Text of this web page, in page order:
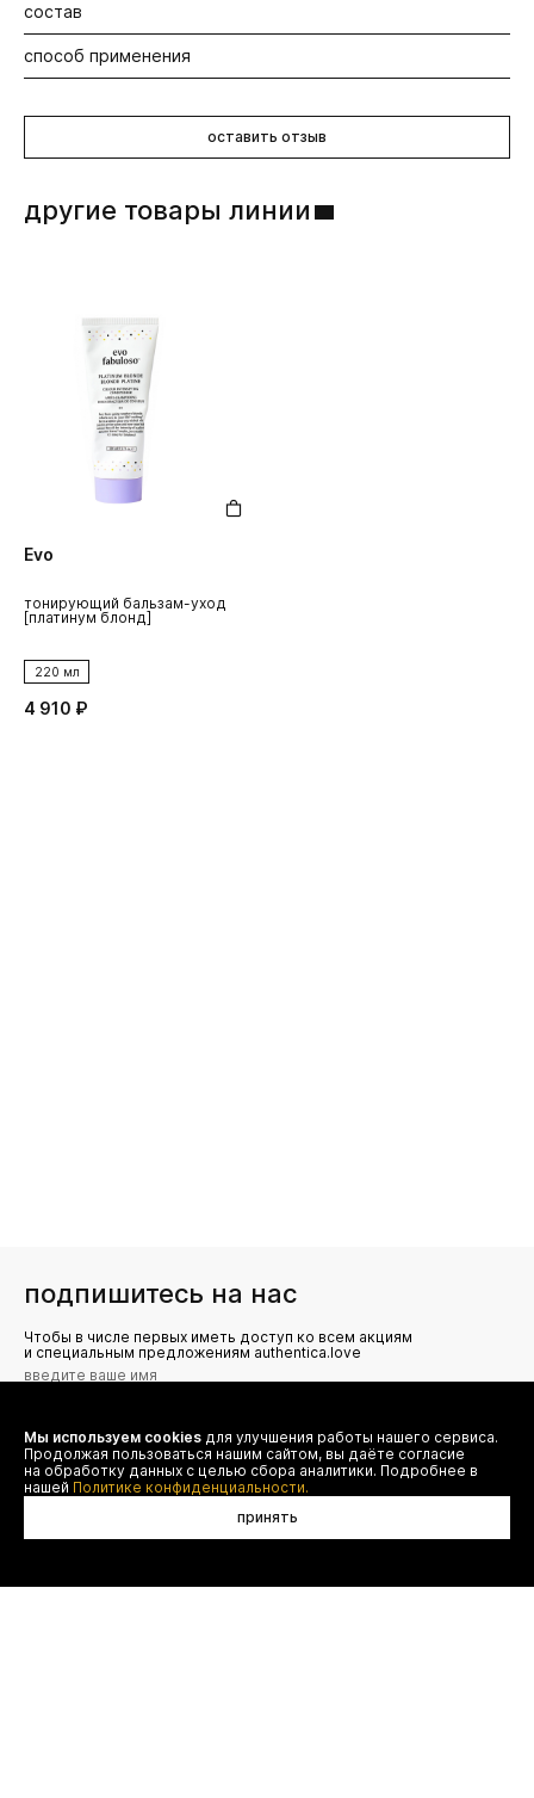
другие товары линии
Evo
тонирующий бальзам-уход
[платинум блонд]
220 мл
4 910 ₽
Будьте первыми! Оставьте отзыв об этом продукте
состав
Aqua, Cetearyl Alcohol, Acetamide Mea, Panthenol, Peg-20
Stearate, Amodimethicone, Cetrimonium Chloride, Parfum,
Аrgania Spinosa Kernel Oil, Benzophenone-4, Trideceth-15,
Trideceth-3, benzoic Acid, Ext. Violet 2 (ci 60730),
способ применения
3 минуты. Ополосните.оставить отзыв
подпишитесь на нас
Чтобы в числе первых иметь доступ ко всем акциям
и специальным предложениям authentica.love
Я даю согласие на сбор, обработку и хранение моих
персональных данных (имя, email, телефон) для получения
рекламных и информационных рассылок от ООО 'БТ
Юнайтед', а также ознакомлен(а) с
Политикой конфиденциальности
Мы используем cookies для улучшения работы нашего сервиса.
Продолжая пользоваться нашим сайтом, вы даёте согласие
на обработку данных с целью сбора аналитики. Подробнее в
нашей Политике конфиденциальности.
принять